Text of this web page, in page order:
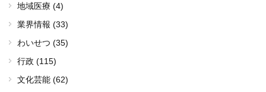
地域医療 (4)
業界情報 (33)
わいせつ (35)
行政 (115)
文化芸能 (62)